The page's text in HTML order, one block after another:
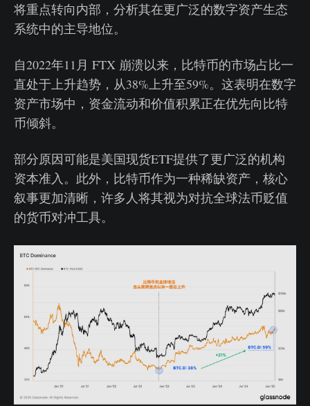
将重点转向内部，分析其在更广泛的数字资产生态
系统中的主导地位。
自2022年11月 FTX 崩溃以来，比特币的市场占比一
直处于上升趋势，从38%上升至59%。这表明在数字
资产市场中，资金流动和价值积累正在优先向比特
币倾斜。
部分原因可能是美国现货ETF提供了更广泛的机构
资本准入。此外，比特币作为一种稀缺资产，核心
叙事更加清晰，许多人将其视为对抗全球法币贬值
的货币对冲工具。